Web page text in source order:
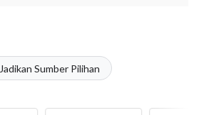
Jadikan Sumber Pilihan